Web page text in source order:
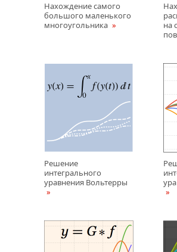
Нахождение самого
большого маленького
многоугольника
на
Решение
интегрального
уравнения Вольтерры